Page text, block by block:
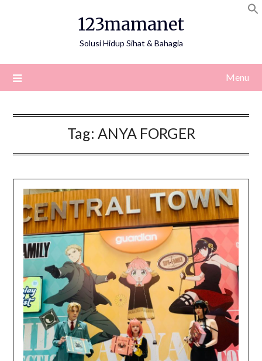
123mamanet
Solusi Hidup Sihat & Bahagia
Menu
Tag: ANYA FORGER